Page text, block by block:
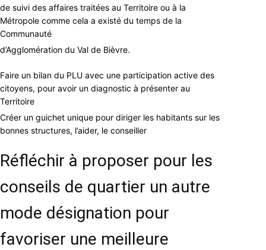
de suivi des affaires traitées au Territoire ou à la
Métropole comme cela a existé du temps de la
Communauté
d’Agglomération du Val de Bièvre.
Faire un bilan du PLU avec une participation active des
citoyens, pour avoir un diagnostic à présenter au
Territoire
Créer un guichet unique pour diriger les habitants sur les
bonnes structures, l’aider, le conseiller
Réfléchir à proposer pour les
conseils de quartier un autre
mode désignation pour
favoriser une meilleure